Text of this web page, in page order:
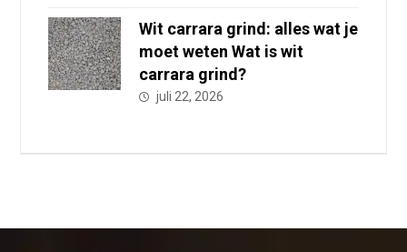
Wit carrara grind: alles wat je
moet weten Wat is wit
carrara grind?
juli 22, 2026